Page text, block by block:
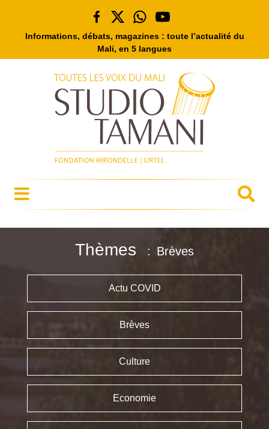
Informations, débats, magazines : toute l’actualité du
Mali, en 5 langues
Thèmes Brèves
Actu COVID
Brèves
Culture
Economie